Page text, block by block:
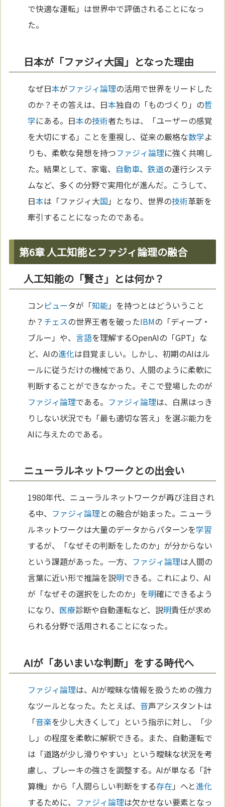
で快適な運転」は世界中で評価されることになっ
た。
日本が「ファジィ大国」となった理由
なぜ日本がファジィ論理の活用で世界をリードした
のか？その答えは、日本独自の「ものづくり」の哲
学にある。日本の技術者たちは、「ユーザーの感覚
を大切にする」ことを重視し、従来の厳格な数学よ
りも、柔軟な発想を持つファジィ論理に強く共鳴し
た。結果として、家電、 自動車、鉄道の運行システ
ムなど、多くの分野で実用化が進んだ。こうして、
日本は「ファジィ大国 」となり、世界の技術革新を
牽引することになったのである。
第6章 人工知能とファジィ論理の融合
人工知能の「賢さ」とは何か？
コンピュータが「知能」を持つとはどういうこと
か？ チェスの世界王者を破ったIBMの「ディープ・
ブルー」や、言語を理解するOpenAIの「GPT」な
ど、AIの進化は目覚ましい。しかし、初期のAIはル
ールに従うだけの機械であり、人間のように柔軟に
判断することができなかった。そこで登場したのが
ファジィ論理である。 ファジィ論理は、白黒はっき
りしない状況でも「最も適切な答え」を選ぶ能力を
AIに与えたのである。
ニューラルネットワークとの出会い
1980年代、ニューラルネットワークが再び注目され
る中、 ファジィ論理との融合が始まった。ニューラ
ルネットワークは大量のデータからパターンを学習
するが、「なぜその判断をしたのか」が分からない
という課題があった。一方、 ファジィ論理は人間の
言葉に近い形で推論を説明できる。これにより、AI
が「なぜその選択をしたのか」を明確にできるよう
になり、 医療診断や自動運転など、説明責任が求め
られる分野で活用されることになった。
AIが「あいまいな判断」をする時代へ
ファジィ論理は、AIが曖昧な情報を扱うための強力
なツールとなった。たとえば、音声アシスタントは
「音楽を少し大きくして」という指示に対し、「少
し」の程度を柔軟に解釈できる。また、自動運転で
は「道路が少し滑りやすい」という曖昧な状況を考
慮し、ブレーキの強さを調整する。AIが単なる「計
算機」から「人間らしい判断をする存在 」へと進化
するために、 ファジィ論理は欠かせない要素となっ